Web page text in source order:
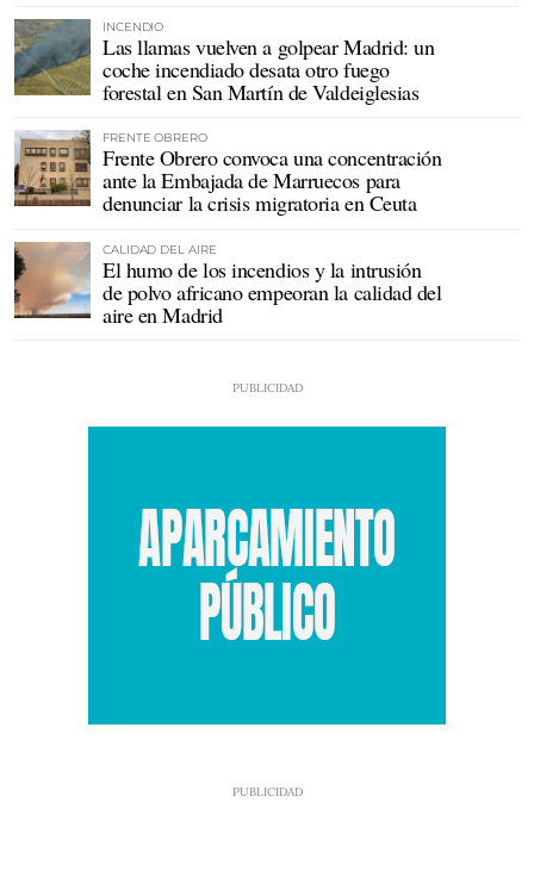
INCENDIO
Las llamas vuelven a golpear Madrid: un
coche incendiado desata otro fuego
forestal en San Martín de Valdeiglesias
FRENTE OBRERO
Frente Obrero convoca una concentración
ante la Embajada de Marruecos para
denunciar la crisis migratoria en Ceuta
CALIDAD DEL AIRE
El humo de los incendios y la intrusión
de polvo africano empeoran la calidad del
aire en Madrid